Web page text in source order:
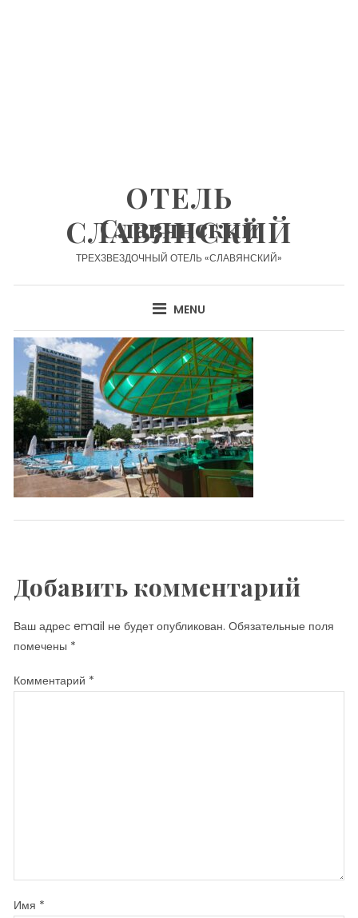
ОТЕЛЬ
СЛАВЯНСКИЙ
ТРЕХЗВЕЗДОЧНЫЙ ОТЕЛЬ «СЛАВЯНСКИЙ»
MENU
Славянский
Добавить комментарий
Ваш адрес email не будет опубликован. Обязательные поля
помечены *
Комментарий *
Имя *